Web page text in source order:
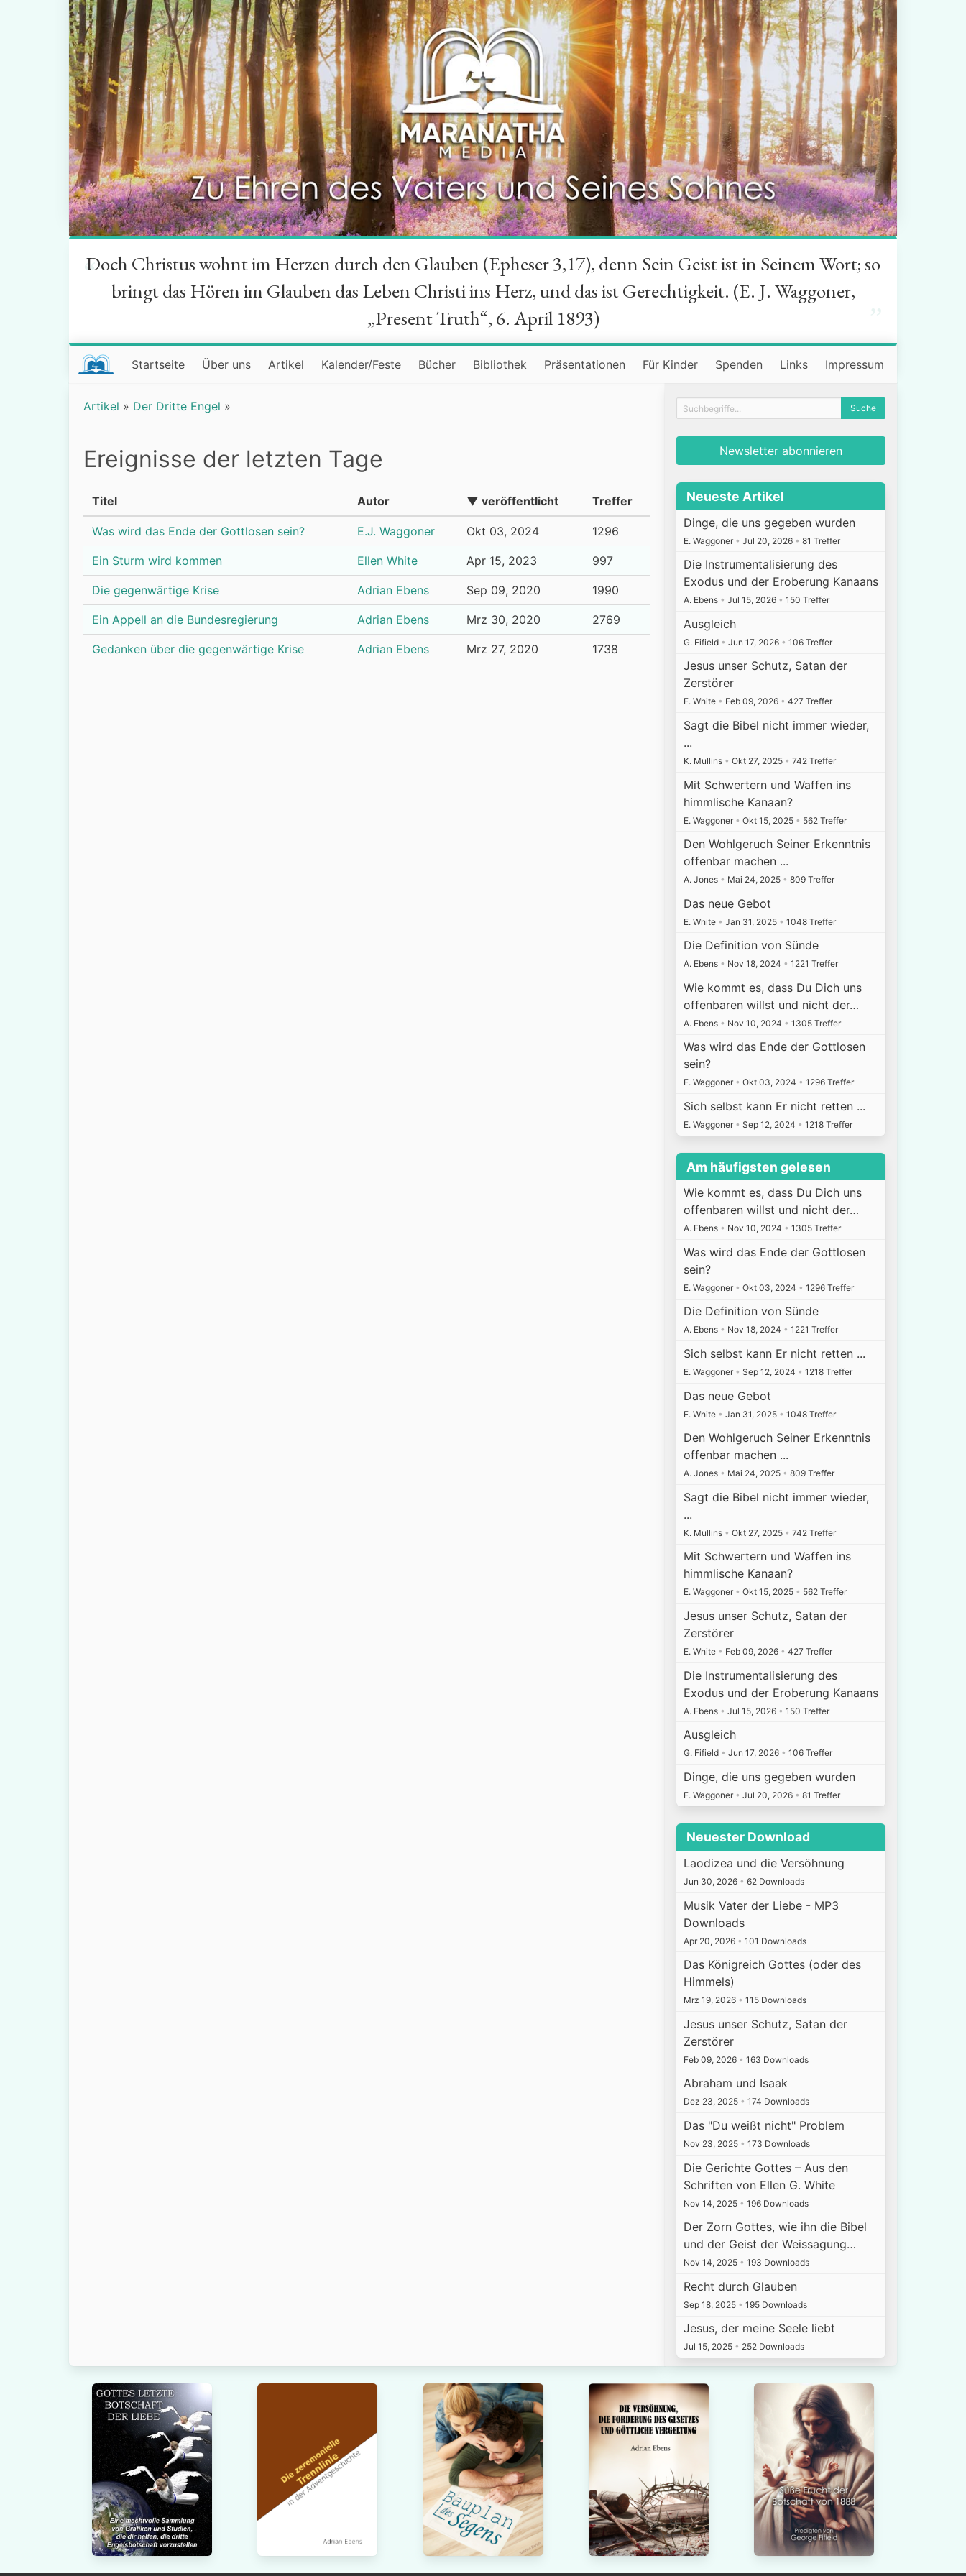
“
Doch Christus wohnt im Herzen durch den Glauben (Epheser 3,17), denn Sein Geist ist in Seinem Wort; so
bringt das Hören im Glauben das Leben Christi ins Herz, und das ist Gerechtigkeit. (E. J. Waggoner,
„Present Truth“, 6. April 1893)
Startseite Über uns Artikel Kalender/Feste Bücher Bibliothek Präsentationen Für Kinder Spenden Links Impressum
Artikel » Der Dritte Engel »
Ereignisse der letzten Tage
Titel Autor ▼ veröffentlicht Treffer
Was wird das Ende der Gottlosen sein? E.J. Waggoner Okt 03, 2024 1296
Ein Sturm wird kommen Ellen White Apr 15, 2023 997
Die gegenwärtige Krise Adrian Ebens Sep 09, 2020 1990
Ein Appell an die Bundesregierung Adrian Ebens Mrz 30, 2020 2769
Gedanken über die gegenwärtige Krise Adrian Ebens Mrz 27, 2020 1738
Newsletter abonnieren
Neueste Artikel
Dinge, die uns gegeben wurden
E. Waggoner • Jul 20, 2026 • 81 Treffer
Die Instrumentalisierung des
Exodus und der Eroberung Kanaans
A. Ebens • Jul 15, 2026 • 150 Treffer
Ausgleich
G. Fifield • Jun 17, 2026 • 106 Treffer
Jesus unser Schutz, Satan der
Zerstörer
E. White • Feb 09, 2026 • 427 Treffer
Sagt die Bibel nicht immer wieder,
...
K. Mullins • Okt 27, 2025 • 742 Treffer
Mit Schwertern und Waffen ins
himmlische Kanaan?
E. Waggoner • Okt 15, 2025 • 562 Treffer
Den Wohlgeruch Seiner Erkenntnis
offenbar machen ...
A. Jones • Mai 24, 2025 • 809 Treffer
Das neue Gebot
E. White • Jan 31, 2025 • 1048 Treffer
Die Definition von Sünde
A. Ebens • Nov 18, 2024 • 1221 Treffer
Wie kommt es, dass Du Dich uns
offenbaren willst und nicht der…
A. Ebens • Nov 10, 2024 • 1305 Treffer
Was wird das Ende der Gottlosen
sein?
E. Waggoner • Okt 03, 2024 • 1296 Treffer
Sich selbst kann Er nicht retten ...
E. Waggoner • Sep 12, 2024 • 1218 Treffer
Am häufigsten gelesen
Wie kommt es, dass Du Dich uns
offenbaren willst und nicht der…
A. Ebens • Nov 10, 2024 • 1305 Treffer
Was wird das Ende der Gottlosen
sein?
E. Waggoner • Okt 03, 2024 • 1296 Treffer
Die Definition von Sünde
A. Ebens • Nov 18, 2024 • 1221 Treffer
Sich selbst kann Er nicht retten ...
E. Waggoner • Sep 12, 2024 • 1218 Treffer
Das neue Gebot
E. White • Jan 31, 2025 • 1048 Treffer
Den Wohlgeruch Seiner Erkenntnis
offenbar machen ...
A. Jones • Mai 24, 2025 • 809 Treffer
Sagt die Bibel nicht immer wieder,
...
K. Mullins • Okt 27, 2025 • 742 Treffer
Mit Schwertern und Waffen ins
himmlische Kanaan?
E. Waggoner • Okt 15, 2025 • 562 Treffer
Jesus unser Schutz, Satan der
Zerstörer
E. White • Feb 09, 2026 • 427 Treffer
Die Instrumentalisierung des
Exodus und der Eroberung Kanaans
A. Ebens • Jul 15, 2026 • 150 Treffer
Ausgleich
G. Fifield • Jun 17, 2026 • 106 Treffer
Dinge, die uns gegeben wurden
E. Waggoner • Jul 20, 2026 • 81 Treffer
Neuester Download
Laodizea und die Versöhnung
Jun 30, 2026 • 62 Downloads
Musik Vater der Liebe - MP3
Downloads
Apr 20, 2026 • 101 Downloads
Das Königreich Gottes (oder des
Himmels)
Mrz 19, 2026 • 115 Downloads
Jesus unser Schutz, Satan der
Zerstörer
Feb 09, 2026 • 163 Downloads
Abraham und Isaak
Dez 23, 2025 • 174 Downloads
Das "Du weißt nicht" Problem
Nov 23, 2025 • 173 Downloads
Die Gerichte Gottes – Aus den
Schriften von Ellen G. White
Nov 14, 2025 • 196 Downloads
Der Zorn Gottes, wie ihn die Bibel
und der Geist der Weissagung…
Nov 14, 2025 • 193 Downloads
Recht durch Glauben
Sep 18, 2025 • 195 Downloads
Jesus, der meine Seele liebt
Jul 15, 2025 • 252 Downloads